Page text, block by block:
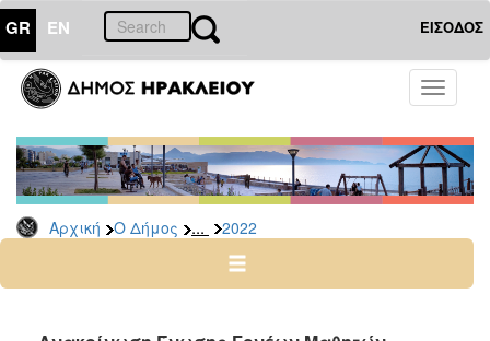
GR EN ΕΙΣΟΔΟΣ
Toggle
Αρχική Ο Δήμος ... 2022
ΔΗΜΟΣ
Δελτία
Τύπου
Αρχείο
2026
2024